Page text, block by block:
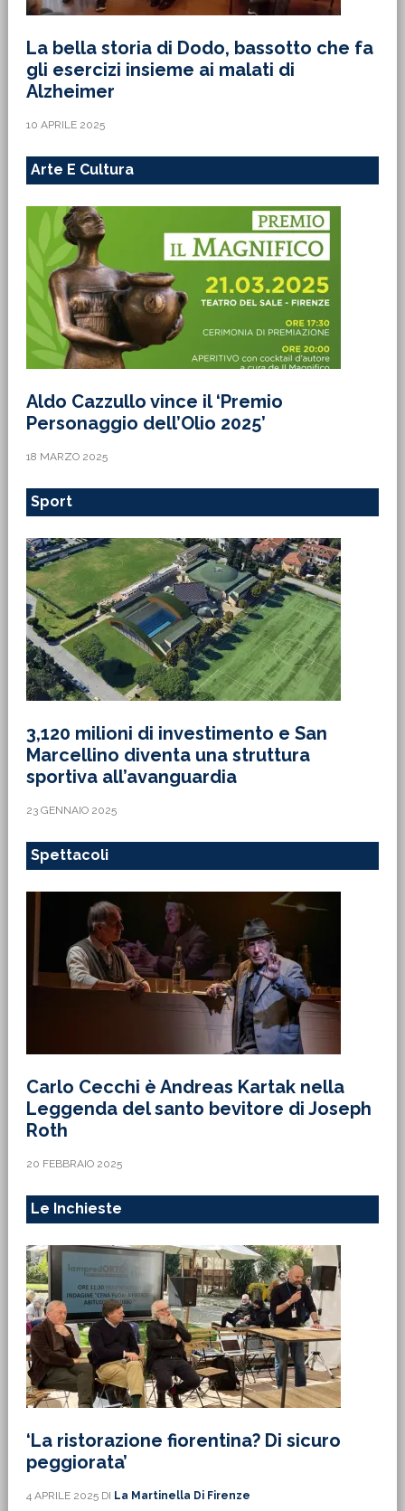
La bella storia di Dodo, bassotto che fa
gli esercizi insieme ai malati di
Alzheimer
10 APRILE 2025
Arte E Cultura
Aldo Cazzullo vince il ‘Premio
Personaggio dell’Olio 2025’
18 MARZO 2025
Sport
3,120 milioni di investimento e San
Marcellino diventa una struttura
sportiva all’avanguardia
23 GENNAIO 2025
Spettacoli
Carlo Cecchi è Andreas Kartak nella
Leggenda del santo bevitore di Joseph
Roth
20 FEBBRAIO 2025
Le Inchieste
‘La ristorazione fiorentina? Di sicuro
peggiorata’
4 APRILE 2025DI La Martinella Di Firenze